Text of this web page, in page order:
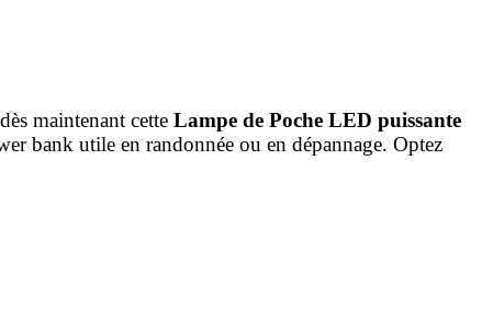
maintenant cette Lampe de Poche LED puissante
bank utile en randonnée ou en dépannage. Optez